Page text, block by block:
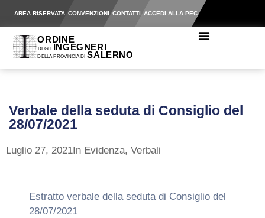
AREA RISERVATA CONVENZIONI CONTATTI ACCEDI ALLA PEC
Verbale della seduta di Consiglio del
28/07/2021
Luglio 27, 2021In Evidenza, Verbali
Estratto verbale della seduta di Consiglio del
28/07/2021